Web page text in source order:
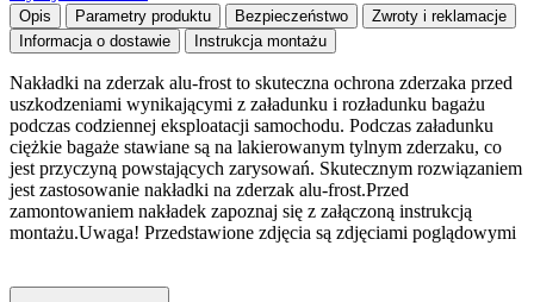
Opis Parametry produktu Bezpieczeństwo
Zwroty i reklamacje
Informacja o dostawie
Instrukcja montażu
Nakładki na zderzak alu-frost to skuteczna ochrona zderzaka przed
uszkodzeniami wynikającymi z załadunku i rozładunku bagażu
podczas codziennej eksploatacji samochodu. Podczas załadunku
ciężkie bagaże stawiane są na lakierowanym tylnym zderzaku, co
jest przyczyną powstających zarysowań. Skutecznym rozwiązaniem
jest zastosowanie nakładki na zderzak alu-frost.Przed
zamontowaniem nakładek zapoznaj się z załączoną instrukcją
montażu.Uwaga! Przedstawione zdjęcia są zdjęciami poglądowymi